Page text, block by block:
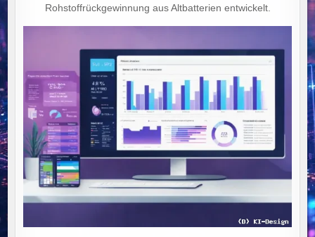
Rohstoffrückgewinnung aus Altbatterien entwickelt.